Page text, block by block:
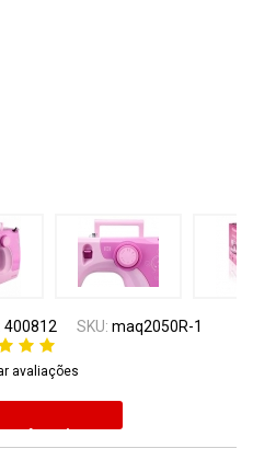
400812 SKU: maq2050R-1
avaliações
favoritos